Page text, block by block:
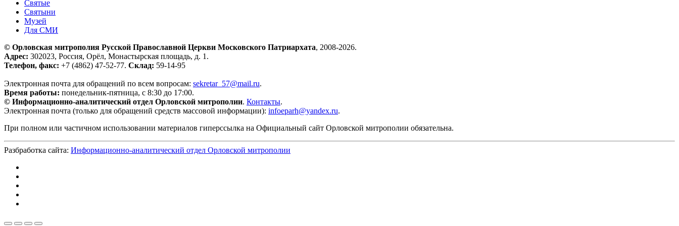
Святые
Святыни
Музей
Для СМИ
© Орловская митрополия Русской Православной Церкви Московского Патриархата, 2008-2026.
Адрес: 302023, Россия, Орёл, Монастырская площадь, д. 1.
Телефон, факс: +7 (4862) 47-52-77. Склад: 59-14-95
Электронная почта для обращений по всем вопросам: sekretar_57@mail.ru.
Время работы: понедельник-пятница, с 8:30 до 17:00.
© Информационно-аналитический отдел Орловской митрополии. Контакты.
Электронная почта (только для обращений средств массовой информации): infoeparh@yandex.ru.
При полном или частичном использовании материалов гиперссылка на Официальный сайт Орловской митрополии обязательна.
Разбработка сайта: Информационно-аналитический отдел Орловской митрополии